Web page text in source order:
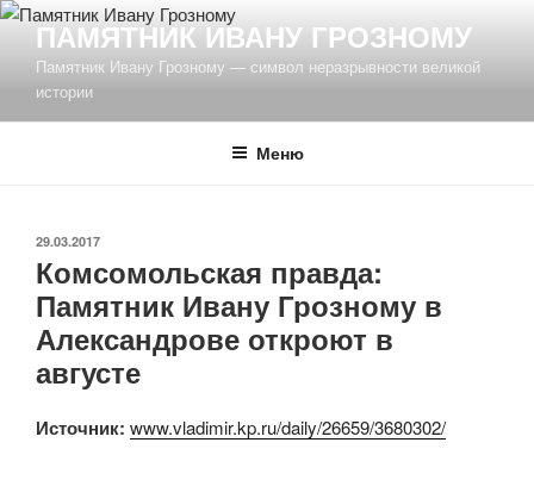
Перейти
содержимому
ПАМЯТНИК ИВАНУ ГРОЗНОМУ
Памятник Ивану Грозному — символ неразрывности великой
истории
Меню
ОПУБЛИКОВАНО
29.03.2017
Комсомольская правда:
Памятник Ивану Грозному в
Александрове откроют в
августе
Источник: www.vladimir.kp.ru/daily/26659/3680302/